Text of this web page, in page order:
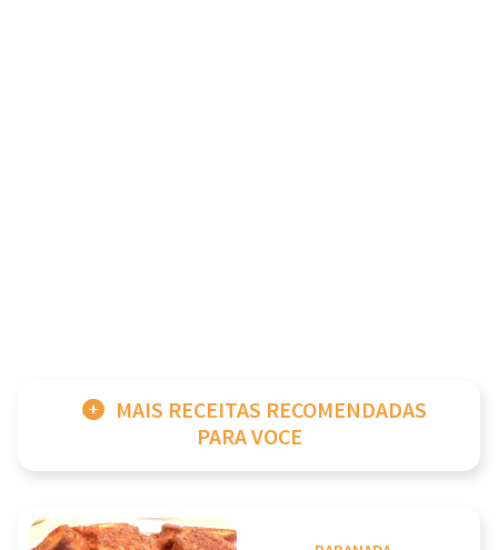
MAIS RECEITAS RECOMENDADAS
PARA VOCE